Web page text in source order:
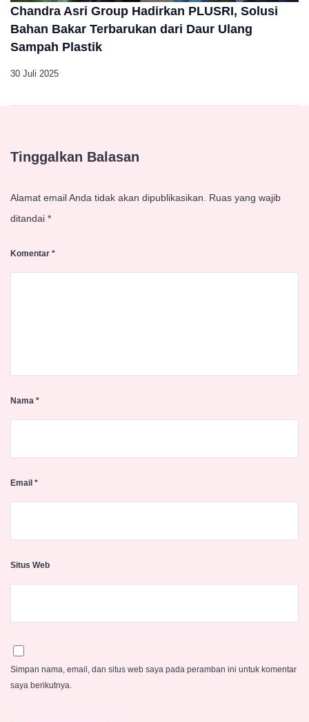
Chandra Asri Group Hadirkan PLUSRI, Solusi
Bahan Bakar Terbarukan dari Daur Ulang
Sampah Plastik
30 Juli 2025
Tinggalkan Balasan
Alamat email Anda tidak akan dipublikasikan.
Ruas yang wajib
ditandai *
Komentar *
Nama *
Email *
Situs Web
Simpan nama, email, dan situs web saya pada peramban ini untuk komentar
saya berikutnya.